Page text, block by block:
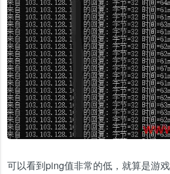
可以看到ping值非常的低，就算是游